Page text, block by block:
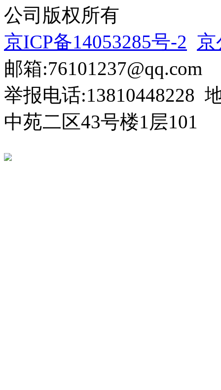
公司版权所有
京ICP备14053285号-2 京
邮箱:76101237@qq.com
举报电话:13810448228
中苑二区43号楼1层101